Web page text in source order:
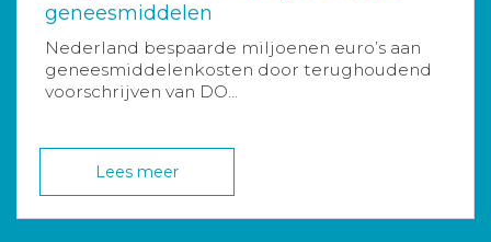
geneesmiddelen
Nederland bespaarde miljoenen euro’s aan
geneesmiddelenkosten door terughoudend
voorschrijven van DO...
Lees meer